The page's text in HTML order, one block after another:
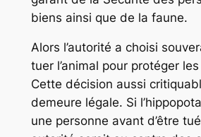
biens ainsi que de la faune.
Alors l’autorité a choisi
tuer l’animal pour protéger
Cette décision aussi
demeure légale. Si
une personne avant d’être